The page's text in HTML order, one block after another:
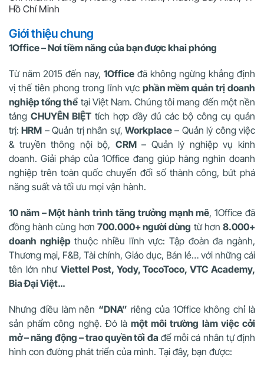
Hồ Chí Minh
Giới thiệu chung
1Office – Nơi tiềm năng của bạn được khai phóng
Từ năm 2015 đến nay, 1Office đã không ngừng khẳng định
vị thế tiên phong trong lĩnh vựcphần mềm quản trị doanh
nghiệp tổng thể tại Việt Nam. Chúng tôi mang đến một nền
tảng CHUYÊN BIỆT tích hợp đầy đủ các bộ công cụ quản
trị:HRM – Quản trị nhân sự, Workplace– Quản lý công việc
& truyền thông nội bộ, CRM– Quản lý nghiệp vụ kinh
doanh. Giải pháp của 1Office đang giúp hàng nghìn doanh
nghiệp trên toàn quốc chuyển đổi số thành công, bứt phá
năng suất và tối ưu mọi vận hành.
10 năm – Một hành trình tăng trưởng mạnh mẽ, 1Office đã
đồng hành cùng hơn 700.000+ người dùng từ hơn8.000+
doanh nghiệpthuộc nhiều lĩnh vực: Tập đoàn đa ngành,
Thương mại, F&B, Tài chính, Giáo dục, Bán lẻ… với những cái
tên lớn như Viettel Post, Yody, TocoToco, VTC Academy,
Bia Đại Việt…
Nhưng điều làm nên “DNA” riêng của 1Office không chỉ là
sản phẩm công nghệ. Đó làmột môi trường làm việc cởi
mở – năng động – trao quyền tối đa để mỗi cá nhân tự định
hình con đường phát triển của mình. Tại đây, bạn được: